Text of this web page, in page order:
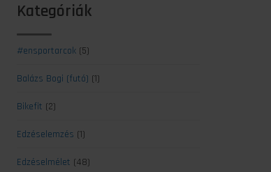
Kategóriák
#ensportarcok(5)
Balázs Bogi (futó) (1)
Bikefit (2)
Edzéselemzés (1)
Edzéselmélet (48)